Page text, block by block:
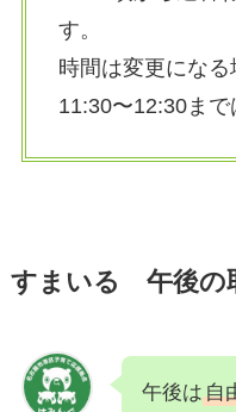
す。
時間は変更になる
11:30〜12:30まで
すまいる 午後の
午後は自